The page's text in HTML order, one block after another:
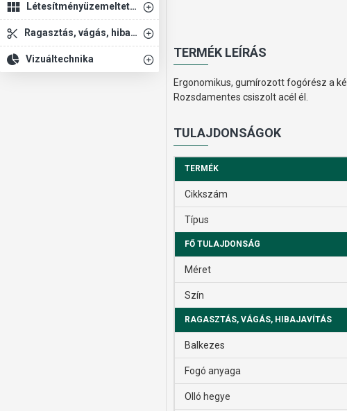
Létesítményüzemeltetés
Ragasztás, vágás, hibajavítás
Vizuáltechnika TERMÉK LEÍRÁS
Ergonomikus, gumírozott fogórész a
Rozsdamentes csiszolt acél él.
TULAJDONSÁGOK
TERMÉK
Cikkszám
Típus
FŐ TULAJDONSÁG
Méret
Szín
RAGASZTÁS, VÁGÁS, HIBAJAVÍTÁS
Balkezes
Fogó anyaga
Olló hegye